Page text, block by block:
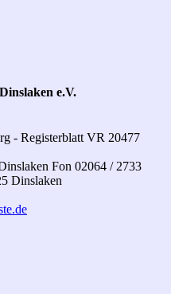
e.V.
- Registerblatt VR 20477
Fon 02064 / 2733
Dinslaken